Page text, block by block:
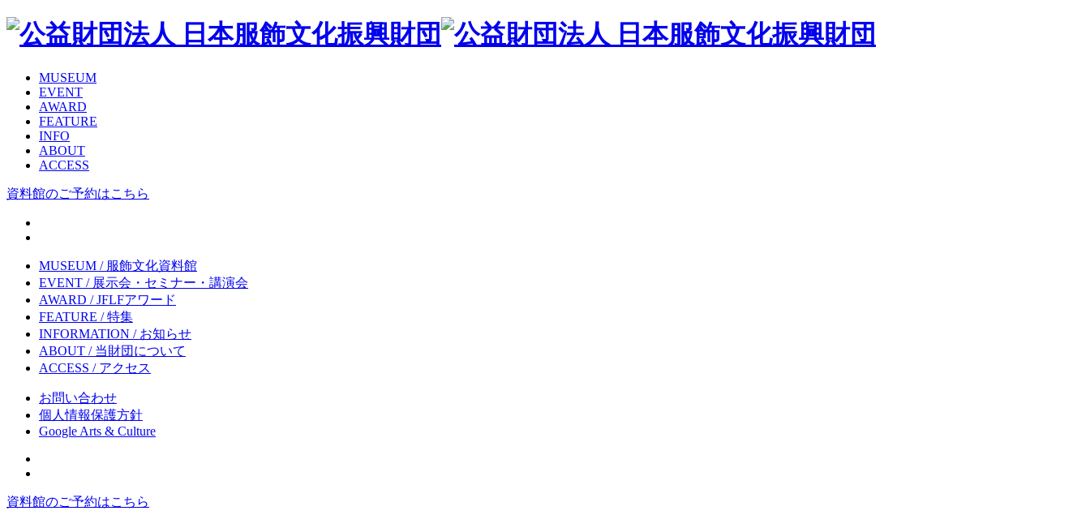
MUSEUM
EVENT
AWARD
FEATURE
INFO
ABOUT
ACCESS
資料館のご予約はこちら
MUSEUM / 服飾文化資料館
EVENT / 展示会・セミナー・講演会
AWARD / JFLFアワード
FEATURE / 特集
INFORMATION / お知らせ
ABOUT / 当財団について
ACCESS / アクセス
お問い合わせ
個人情報保護方針
Google Arts & Culture
資料館のご予約はこちら